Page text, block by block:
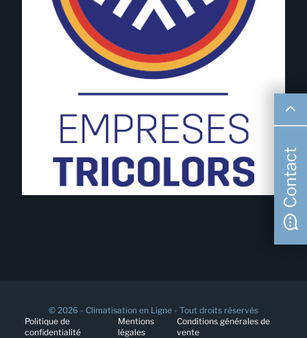
© 2026 - Climatisation en Ligne - Tout droits réservés
Politique de
confidentialité
Mentions
légales
Conditions générales de
vente
Contact